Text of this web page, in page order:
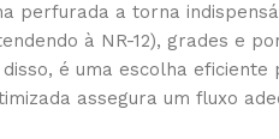
perfurada a torna
à NR-12), grades e
é uma escolha
assegura um fluxo